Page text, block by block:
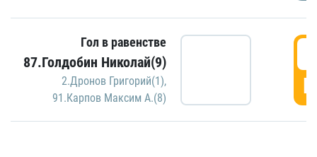
Гол в равенстве
87.Голдобин Николай(9)
2.Дронов Григорий(1),
91.Карпов Максим А.(8)